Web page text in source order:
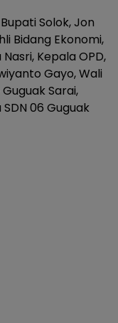
Solok, Jon
Bidang Ekonomi,
Kepala OPD,
Gayo, Wali
Sarai,
06 Guguak